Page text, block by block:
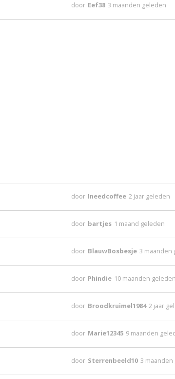
door Eef38 3 maanden geleden
door Ineedcoffee 2 jaar geleden
door bartjes 1 maand geleden
door BlauwBosbesje 3 maanden
door Phindie 10 maanden
door Broodkruimel1984 2 jaar
door Marie12345 9 maanden
door Sterrenbeeld10 3